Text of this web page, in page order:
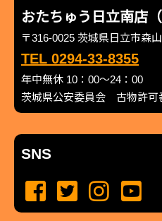
おたちゅう日立南店（
〒316-0025 茨城県日立市森
TEL 0294-33-8355
年中無休 10：00～24：00
茨城県公安委員会 古物許可
SNS